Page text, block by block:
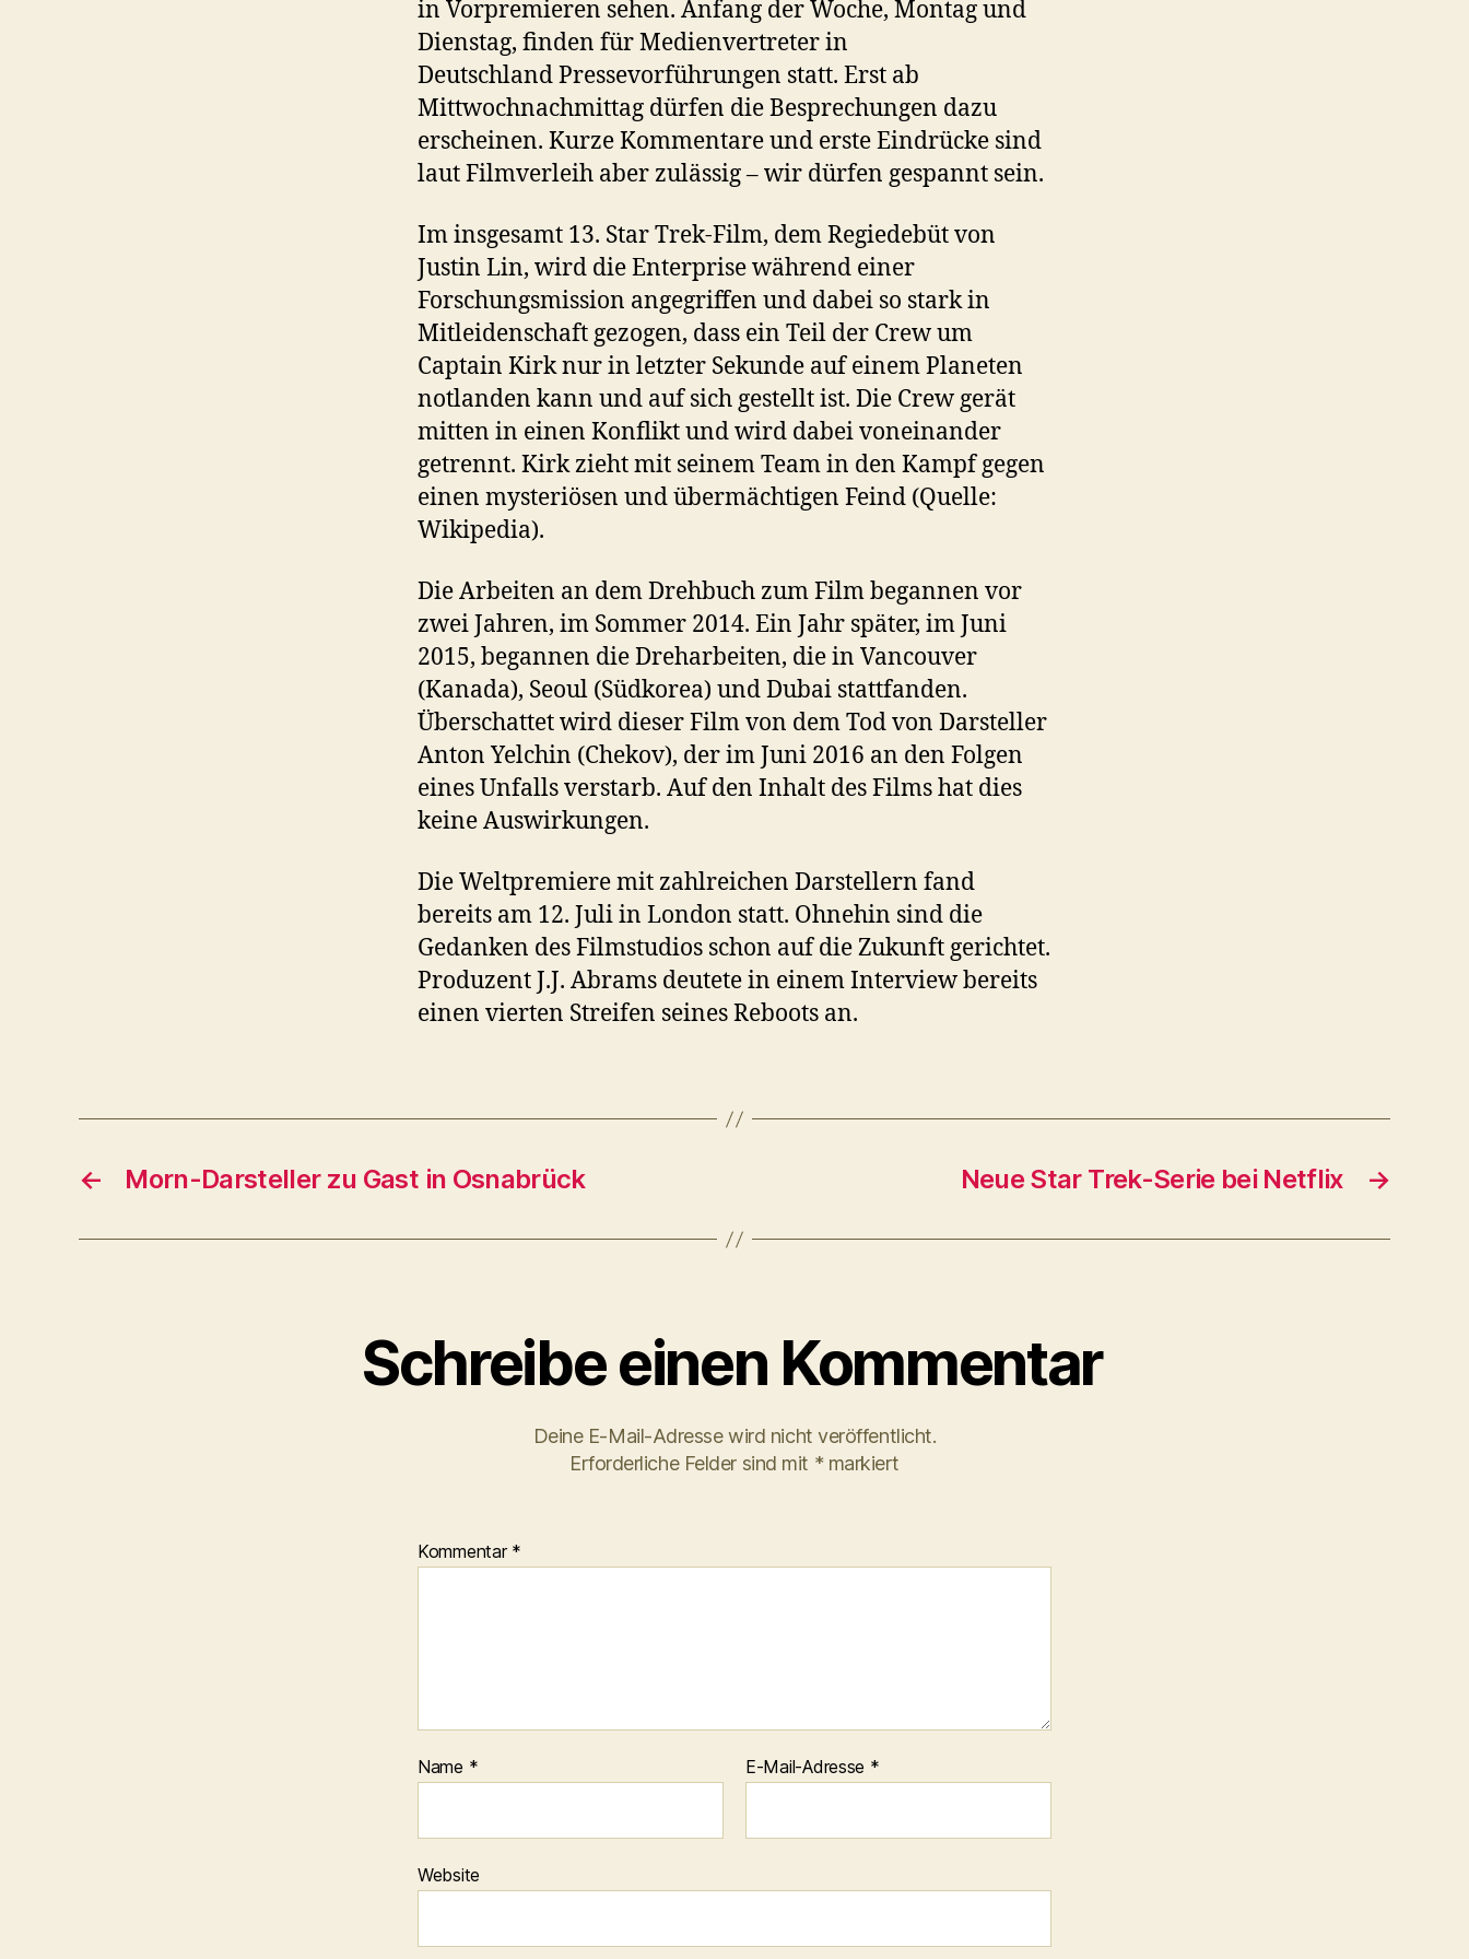
in Vorpremieren sehen. Anfang der Woche, Montag und
Dienstag, finden für Medienvertreter in
Deutschland Pressevorführungen statt. Erst ab
Mittwochnachmittag dürfen die Besprechungen dazu
erscheinen. Kurze Kommentare und erste Eindrücke sind
laut Filmverleih aber zulässig – wir dürfen gespannt sein.
Im insgesamt 13. Star Trek-Film, dem Regiedebüt von
Justin Lin, wird die Enterprise während einer
Forschungsmission angegriffen und dabei so stark in
Mitleidenschaft gezogen, dass ein Teil der Crew um
Captain Kirk nur in letzter Sekunde auf einem Planeten
notlanden kann und auf sich gestellt ist. Die Crew gerät
mitten in einen Konflikt und wird dabei voneinander
getrennt. Kirk zieht mit seinem Team in den Kampf gegen
einen mysteriösen und übermächtigen Feind (Quelle:
Wikipedia).
Die Arbeiten an dem Drehbuch zum Film begannen vor
zwei Jahren, im Sommer 2014. Ein Jahr später, im Juni
2015, begannen die Dreharbeiten, die in Vancouver
(Kanada), Seoul (Südkorea) und Dubai stattfanden.
Überschattet wird dieser Film von dem Tod von Darsteller
Anton Yelchin (Chekov), der im Juni 2016 an den Folgen
eines Unfalls verstarb. Auf den Inhalt des Films hat dies
keine Auswirkungen.
Die Weltpremiere mit zahlreichen Darstellern fand
bereits am 12. Juli in London statt. Ohnehin sind die
Gedanken des Filmstudios schon auf die Zukunft gerichtet.
Produzent J.J. Abrams deutete in einem Interview bereits
einen vierten Streifen seines Reboots an.
← Morn-Darsteller zu Gast in Osnabrück →
Neue Star Trek-Serie bei Netflix
Schreibe einen Kommentar
Deine E-Mail-Adresse wird nicht veröffentlicht.
Erforderliche Felder sind mit *markiert
Kommentar *
Name * E-Mail-Adresse *
Website